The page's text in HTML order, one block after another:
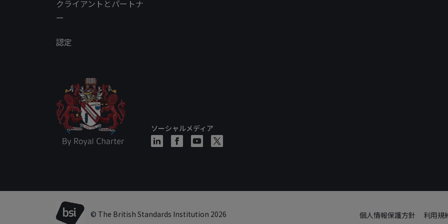
クライアントとパートナ
ー
認定
ソーシャルメディア
© The British Standards Institution 2026 個人情報保護方針 利用規